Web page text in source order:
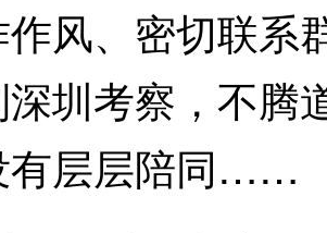
风、密切联系
圳考察，不腾
有层层陪同……